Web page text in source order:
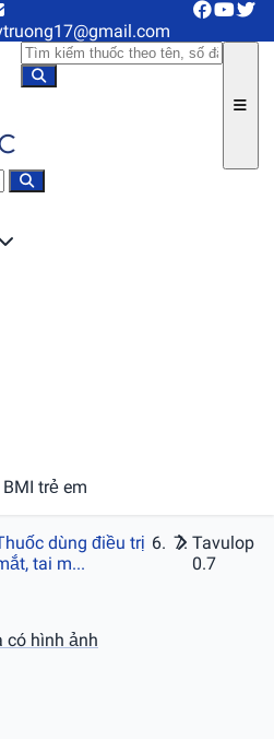
trẻ em
dùng điều trị
tai m...
Tavulop
0.7
có hình ảnh